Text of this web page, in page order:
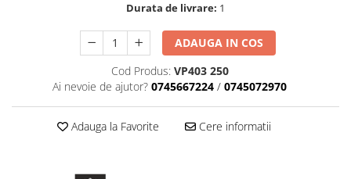
Durata de livrare: 1
ADAUGA IN COS
Cod Produs: VP403 250
Ai nevoie de ajutor? 0745667224 / 0745072970
Adauga la Favorite Cere informatii